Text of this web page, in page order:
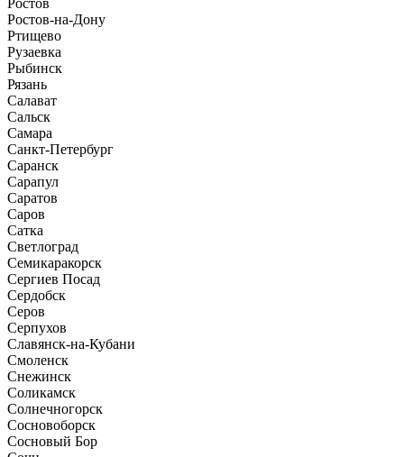
Ростов
Ростов-на-Дону
Ртищево
Рузаевка
Рыбинск
Рязань
Салават
Сальск
Самара
Санкт-Петербург
Саранск
Сарапул
Саратов
Саров
Сатка
Светлоград
Семикаракорск
Сергиев Посад
Сердобск
Серов
Серпухов
Славянск-на-Кубани
Смоленск
Снежинск
Соликамск
Солнечногорск
Сосновоборск
Сосновый Бор